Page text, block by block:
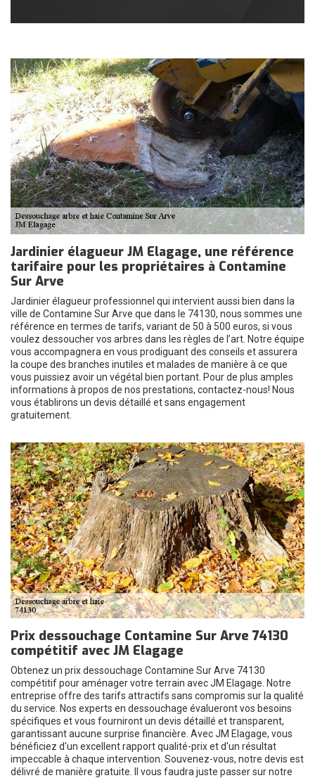
Jardinier élagueur JM Elagage, une référence
tarifaire pour les propriétaires à Contamine
Sur Arve
Jardinier élagueur professionnel qui intervient aussi bien dans la
ville de Contamine Sur Arve que dans le 74130, nous sommes une
référence en termes de tarifs, variant de 50 à 500 euros, si vous
voulez dessoucher vos arbres dans les règles de l’art. Notre équipe
vous accompagnera en vous prodiguant des conseils et assurera
la coupe des branches inutiles et malades de manière à ce que
vous puissiez avoir un végétal bien portant. Pour de plus amples
informations à propos de nos prestations, contactez-nous! Nous
vous établirons un devis détaillé et sans engagement
gratuitement.
Prix dessouchage Contamine Sur Arve 74130
compétitif avec JM Elagage
Obtenez un prix dessouchage Contamine Sur Arve 74130
compétitif pour aménager votre terrain avec JM Elagage. Notre
entreprise offre des tarifs attractifs sans compromis sur la qualité
du service. Nos experts en dessouchage évalueront vos besoins
spécifiques et vous fourniront un devis détaillé et transparent,
garantissant aucune surprise financière. Avec JM Elagage, vous
bénéficiez d'un excellent rapport qualité-prix et d'un résultat
impeccable à chaque intervention. Souvenez-vous, notre devis est
délivré de manière gratuite. Il vous faudra juste passer sur notre